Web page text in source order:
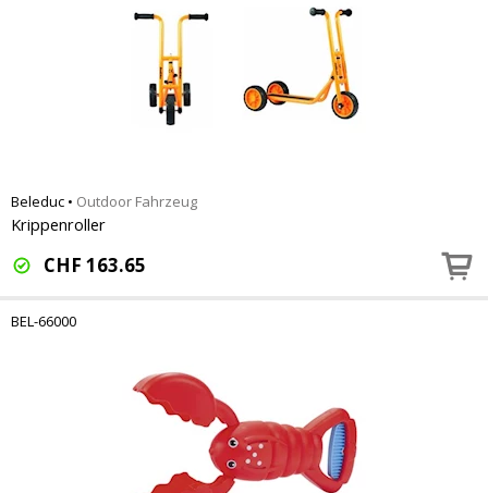
Beleduc • Outdoor Fahrzeug
Krippenroller
CHF 163.65
BEL-66000